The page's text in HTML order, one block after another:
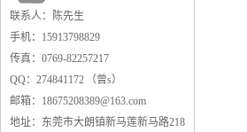
联系人：陈先生
手机：15913798829
传真：0769-82257217
QQ：274841172 （曾s）
邮箱：18675208389@163.com
地址：东莞市大朗镇新马莲新马路218